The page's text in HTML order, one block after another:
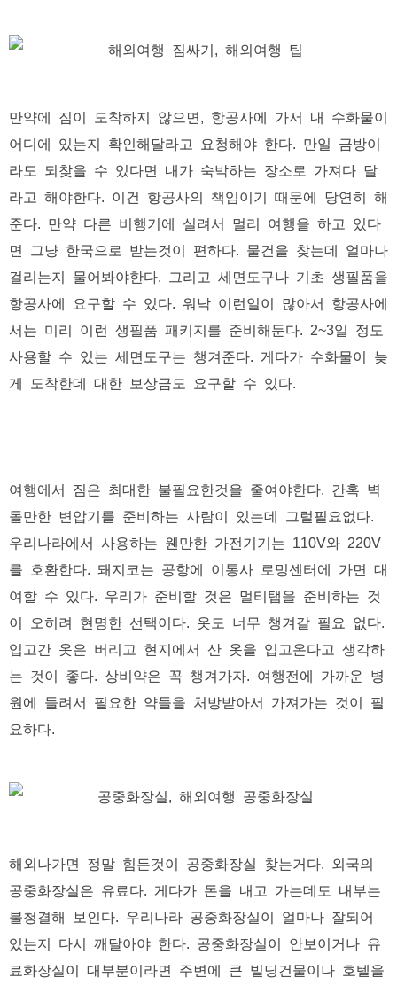
만약에 짐이 도착하지 않으면, 항공사에 가서 내 수화물이
어디에 있는지 확인해달라고 요청해야 한다. 만일 금방이
라도 되찾을 수 있다면 내가 숙박하는 장소로 가져다 달
라고 해야한다. 이건 항공사의 책임이기 때문에 당연히 해
준다. 만약 다른 비행기에 실려서 멀리 여행을 하고 있다
면 그냥 한국으로 받는것이 편하다. 물건을 찾는데 얼마나
걸리는지 물어봐야한다. 그리고 세면도구나 기초 생필품을
항공사에 요구할 수 있다. 워낙 이런일이 많아서 항공사에
서는 미리 이런 생필품 패키지를 준비해둔다. 2~3일 정도
사용할 수 있는 세면도구는 챙겨준다. 게다가 수화물이 늦
게 도착한데 대한 보상금도 요구할 수 있다.
여행에서 짐은 최대한 불필요한것을 줄여야한다. 간혹 벽
돌만한 변압기를 준비하는 사람이 있는데 그럴필요없다.
우리나라에서 사용하는 웬만한 가전기기는 110V와 220V
를 호환한다. 돼지코는 공항에 이통사 로밍센터에 가면 대
여할 수 있다. 우리가 준비할 것은 멀티탭을 준비하는 것
이 오히려 현명한 선택이다. 옷도 너무 챙겨갈 필요 없다.
입고간 옷은 버리고 현지에서 산 옷을 입고온다고 생각하
는 것이 좋다. 상비약은 꼭 챙겨가자. 여행전에 가까운 병
원에 들려서 필요한 약들을 처방받아서 가져가는 것이 필
요하다.
해외나가면 정말 힘든것이 공중화장실 찾는거다. 외국의
공중화장실은 유료다. 게다가 돈을 내고 가는데도 내부는
불청결해 보인다. 우리나라 공중화장실이 얼마나 잘되어
있는지 다시 깨달아야 한다. 공중화장실이 안보이거나 유
료화장실이 대부분이라면 주변에 큰 빌딩건물이나 호텔을